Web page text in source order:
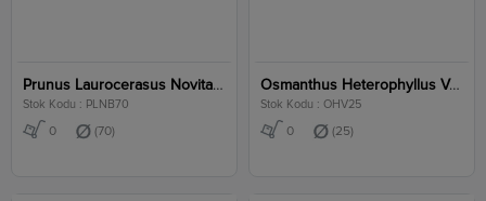
Prunus Laurocerasus Novita Clt 70
Stok Kodu : PLNB70
0 (70)
Osmanthus Heterophyllus Variegata Clt 25
Stok Kodu : OHV25
0 (25)